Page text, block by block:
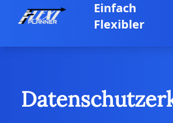
Zum Hauptinhalt springenEinfach
Flexibler